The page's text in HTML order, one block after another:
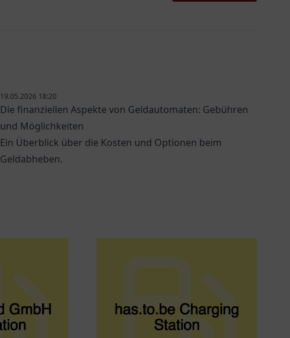
19.05.2026 18:20
Die finanziellen Aspekte von Geldautomaten: Gebühren
und Möglichkeiten
Ein Überblick über die Kosten und Optionen beim
Geldabheben.